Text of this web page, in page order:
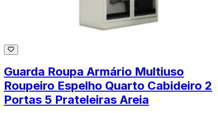
Guarda Roupa Armário Multiuso
Roupeiro Espelho Quarto Cabideiro 2
Portas 5 Prateleiras Areia